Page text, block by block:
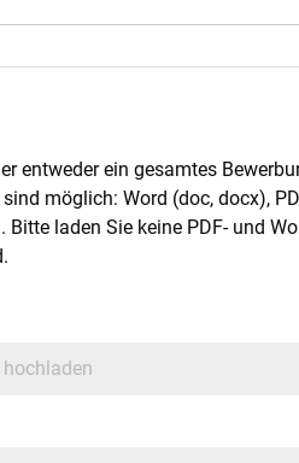
entweder ein gesamtes
möglich: Word (doc, docx),
Bitte laden Sie keine PDF- und
hochladen